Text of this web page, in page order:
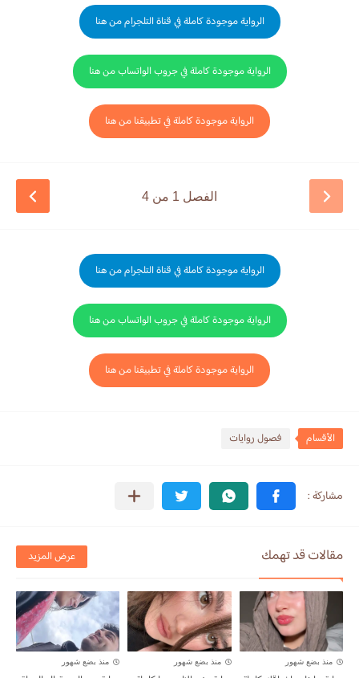
الرواية موجودة كاملة في قناة التلجرام من هنا
الرواية موجودة كاملة في جروب الواتساب من هنا
الرواية موجودة كاملة في تطبيقنا من هنا
الفصل 1 من 4
الرواية موجودة كاملة في قناة التلجرام من هنا
الرواية موجودة كاملة في جروب الواتساب من هنا
الرواية موجودة كاملة في تطبيقنا من هنا
الأقسام فصول روايات
مقالات قد تهمك عرض المزيد
منذ بضع شهور منذ بضع شهور منذ بضع شهور